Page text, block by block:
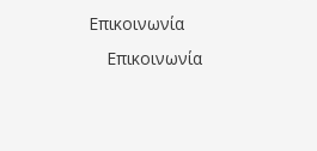
Επικοινωνία
Επικοινωνία